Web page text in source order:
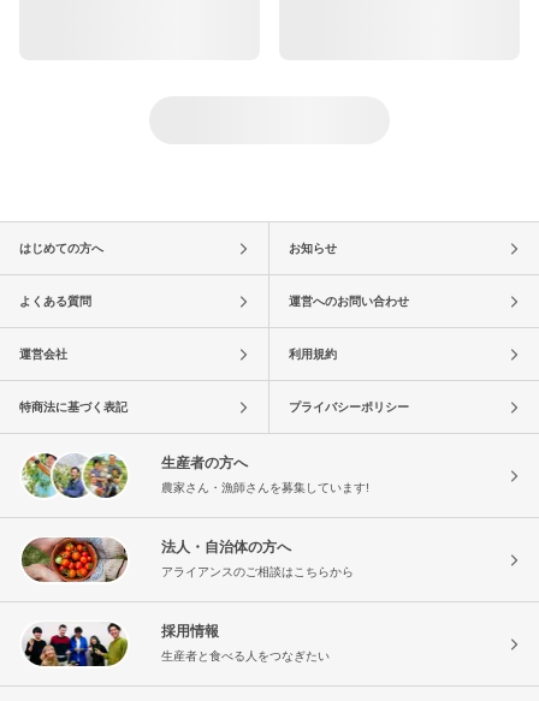
はじめての方へ お知らせ
よくある質問 運営へのお問い合わせ
運営会社 利用規約
特商法に基づく表記 プライバシーポリシー
生産者の方へ
農家さん・漁師さんを募集しています!
法人・自治体の方へ
アライアンスのご相談はこちらから
採用情報
生産者と食べる人をつなぎたい